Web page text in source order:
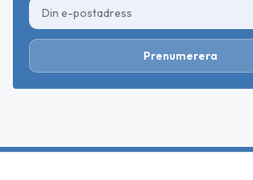
Prenumerera